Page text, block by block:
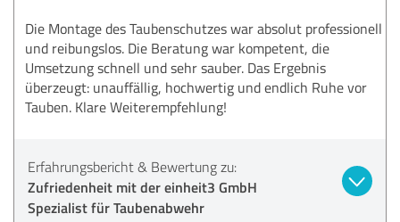
Die Montage des Taubenschutzes war absolut professionell
und reibungslos. Die Beratung war kompetent, die
Umsetzung schnell und sehr sauber. Das Ergebnis
überzeugt: unauffällig, hochwertig und endlich Ruhe vor
Tauben. Klare Weiterempfehlung!
Erfahrungsbericht & Bewertung zu:
Zufriedenheit mit der einheit3 GmbH
Spezialist für Taubenabwehr